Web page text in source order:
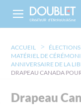
ACCUEIL
MATÉRIEL DE
ANNIVERSAIRE DE LA
DRAPEAU CANADA
Drapeau